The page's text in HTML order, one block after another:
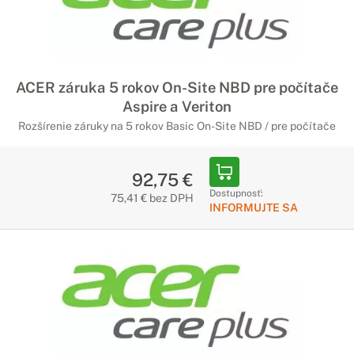
ACER záruka 5 rokov On-Site NBD pre počítače
Aspire a Veriton
Rozšírenie záruky na 5 rokov Basic On-Site NBD / pre počítače
92,75 €
75,41 € bez DPH Dostupnosť:
INFORMUJTE SA